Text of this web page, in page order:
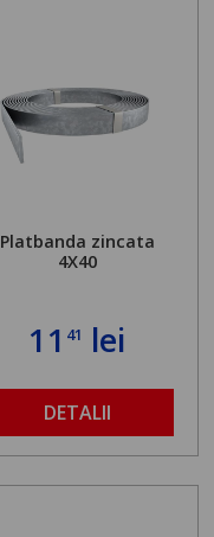
Platbanda zincata
4X40
11 41 lei
DETALII